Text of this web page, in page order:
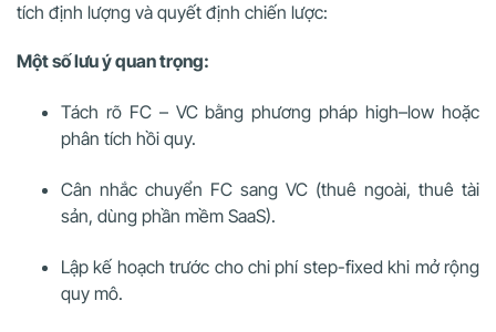
tích định lượng và quyết định chiến lược:
Một số lưu ý quan trọng:
Tách rõ FC – VC bằng phương pháp high–low hoặc
phân tích hồi quy.
Cân nhắc chuyển FC sang VC (thuê ngoài, thuê tài
sản, dùng phần mềm SaaS).
Lập kế hoạch trước cho chi phí step-fixed khi mở rộng
quy mô.